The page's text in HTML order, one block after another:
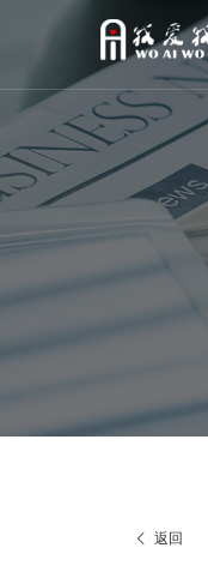
 返回